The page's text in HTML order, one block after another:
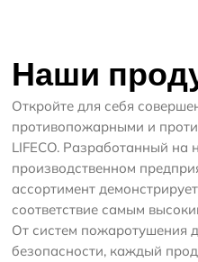
Наши
Откройте для себя
противопожарными и
LIFECO. Разработанный на
производственном
ассортимент
соответствие самым
От систем пожаротушения
безопасности, каждый